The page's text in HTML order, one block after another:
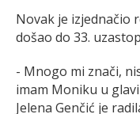
Novak je izjednačio
došao do 33.
- Mnogo mi znači,
imam Moniku u
Jelena Genčić je